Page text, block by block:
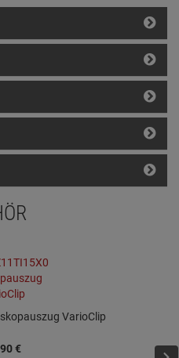
VarioClip
90€